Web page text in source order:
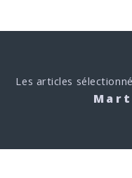
Les articles